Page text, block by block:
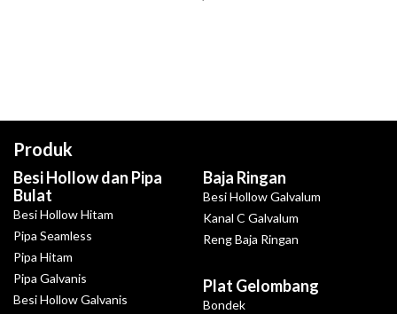
Produk
Besi Hollow dan Pipa
Bulat
Besi Hollow Hitam
Pipa Seamless
Pipa Hitam
Pipa Galvanis
Besi Hollow Galvanis
Baja Ringan
Besi Hollow Galvalum
Kanal C Galvalum
Reng Baja Ringan
Plat Gelombang
Bondek